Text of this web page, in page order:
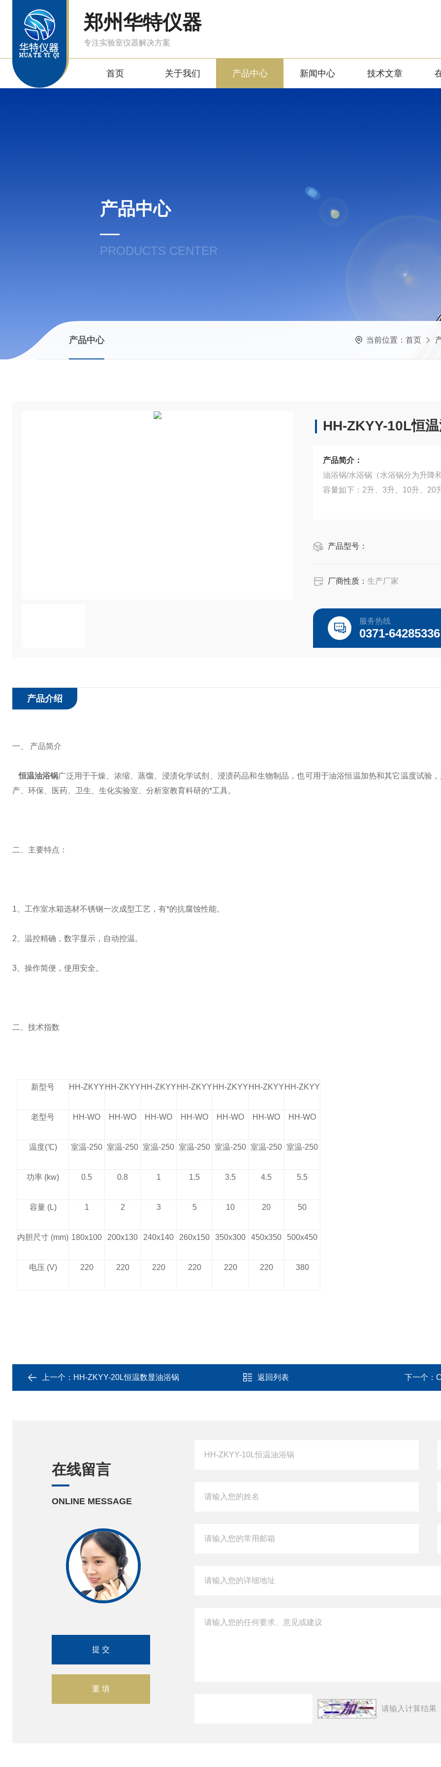
郑州华特仪器
专注实验室仪器解决方案
首页 关于我们 产品中心 新闻中心 技术文章
产品中心
PRODUCTS CENTER
产品中心 当前位置： 首页
HH-ZKYY-10L恒
产品简介：
油浴锅/水浴锅（水浴锅分为升降
容量如下：2升、3升、10升、20
产品型号：
厂商性质： 生产厂家
服务热线
0371-64285336
产品介绍
一、 产品简介
恒温油浴锅广泛用于干燥、浓缩、蒸馏、浸渍化学试剂、浸渍药品和生物制品，也可用于油浴恒温加热和其它温度试验
产、环保、医药、卫生、生化实验室、分析室教育科研的*工具。
二、主要特点：
1 、工作室水箱选材不锈钢一次成型工艺，有*的抗腐蚀性能。
2 、温控精确，数字显示，自动控温。
3 、操作简便，使用安全。
二、技术指数
新型号 HH-ZKYY HH-ZKYY HH-ZKYY HH-ZKYY HH-ZKYY HH-ZKYY HH-ZKYY
老型号 HH-WO HH-WO HH-WO HH-WO HH-WO HH-WO HH-WO
温度(℃) 室温-250 室温-250 室温-250 室温-250 室温-250 室温-250 室温-250
功率 (kw) 0.5 0.8 1 1.5 3.5 4.5 5.5
容量(L) 1 2 3 5 10 20 50
内胆尺寸 (mm) 180x100 200x130 240x140 260x150 350x300 450x350 500x450
电压 (V) 220 220 220 220 220 220 380
上一个： HH-ZKYY-20L恒温数显油浴锅 返回列表 下一个：
在线留言
ONLINE MESSAGE
请输入计算结果